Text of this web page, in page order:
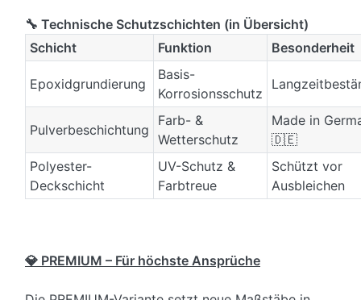
🔧 Technische Schutzschichten (in Übersicht)
Schicht
Funktion Besonderheit
Epoxidgrundierung
Basis-
Korrosionsschutz
Pulverbeschichtung
Farb- &
Wetterschutz
Made in
🇩🇪
Polyester-
Deckschicht
UV-Schutz &
Farbtreue
Schützt vor
Ausbleichen
💎 PREMIUM – Für höchste Ansprüche